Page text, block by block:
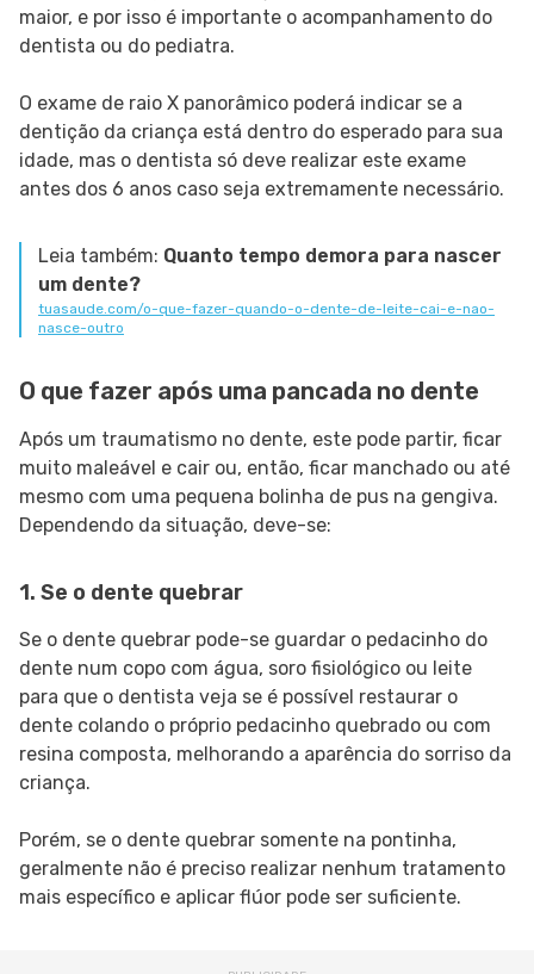
maior, e por isso é importante o acompanhamento do
dentista ou do pediatra.
O exame de raio X panorâmico poderá indicar se a
dentição da criança está dentro do esperado para sua
idade, mas o dentista só deve realizar este exame
antes dos 6 anos caso seja extremamente necessário.
Leia também: Quanto tempo demora para nascer
um dente?
tuasaude.com/o-que-fazer-quando-o-dente-de-leite-cai-e-nao-
nasce-outro
O que fazer após uma pancada no dente
Após um traumatismo no dente, este pode partir, ficar
muito maleável e cair ou, então, ficar manchado ou até
mesmo com uma pequena bolinha de pus na gengiva.
Dependendo da situação, deve-se:
1. Se o dente quebrar
Se o dente quebrar pode-se guardar o pedacinho do
dente num copo com água, soro fisiológico ou leite
para que o dentista veja se é possível restaurar o
dente colando o próprio pedacinho quebrado ou com
resina composta, melhorando a aparência do sorriso da
criança.
Porém, se o dente quebrar somente na pontinha,
geralmente não é preciso realizar nenhum tratamento
mais específico e aplicar flúor pode ser suficiente.